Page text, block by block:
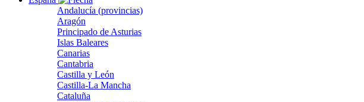
Andalucía (provincias)
Aragón
Principado de Asturias
Islas Baleares
Canarias
Cantabria
Castilla y León
Castilla-La Mancha
Cataluña